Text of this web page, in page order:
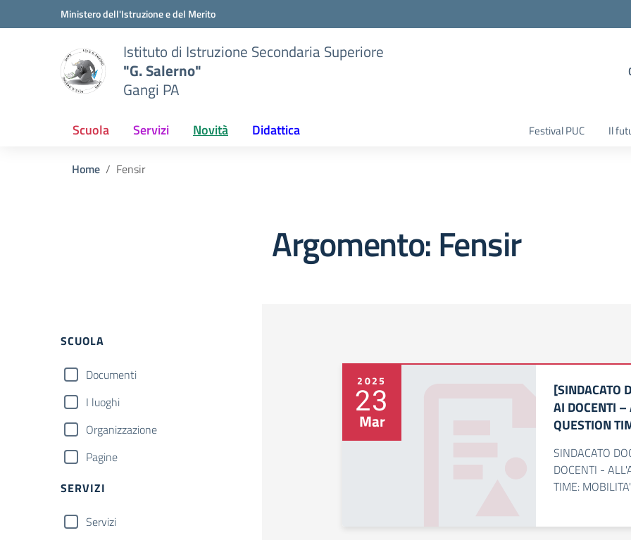
Vai ai contenuti
Vai al menu di navigazioneMinistero dell'Istruzione e del Merito
Istituto di Istruzione Secondaria Superiore
"G. Salerno"
Gangi PA
Scuola Servizi Novità Didattica Festival PUC Il
Home Fensir
Argomento: Fensir
Filtri
SCUOLA
Documenti
I luoghi
Organizzazione
Pagine
SERVIZI
Servizi
2025
23
Mar
[SINDACATO
AI DOCENTI –
QUESTION
SINDACATO
DOCENTI -
TIME: